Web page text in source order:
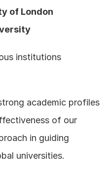
of London
institutions
academic profiles
of our
in guiding
universities.